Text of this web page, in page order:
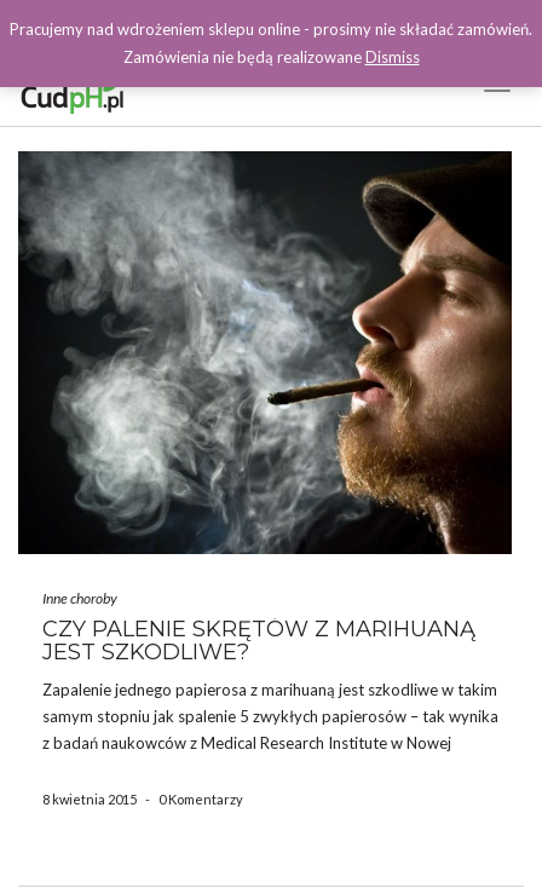
Facebook
Inne choroby
CZY PALENIE SKRĘTÓW Z MARIHUANĄ
JEST SZKODLIWE?
Zapalenie jednego papierosa z marihuaną jest szkodliwe w takim
samym stopniu jak spalenie 5 zwykłych papierosów – tak wynika
z badań naukowców z Medical Research Institute w Nowej
marihuanę wykazano zniszczenia zarówno w górnych, jak
8 kwietnia 2015 - 0 Komentarzy
Pracujemy nad wdrożeniem sklepu online - prosimy nie składać zamówień.
Zamówienia nie będą realizowaneDismiss